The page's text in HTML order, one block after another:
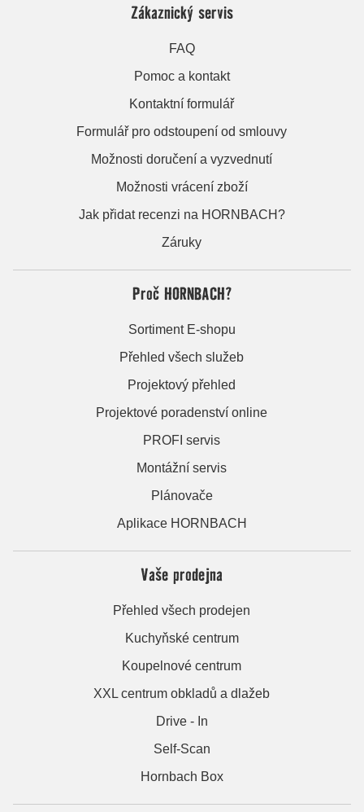
Zákaznický servis
FAQ
Pomoc a kontakt
Kontaktní formulář
Formulář pro odstoupení od smlouvy
Možnosti doručení a vyzvednutí
Možnosti vrácení zboží
Jak přidat recenzi na HORNBACH?
Záruky
Proč HORNBACH?
Sortiment E-shopu
Přehled všech služeb
Projektový přehled
Projektové poradenství online
PROFI servis
Montážní servis
Plánovače
Aplikace HORNBACH
Vaše prodejna
Přehled všech prodejen
Kuchyňské centrum
Koupelnové centrum
XXL centrum obkladů a dlažeb
Drive - In
Self-Scan
Hornbach Box